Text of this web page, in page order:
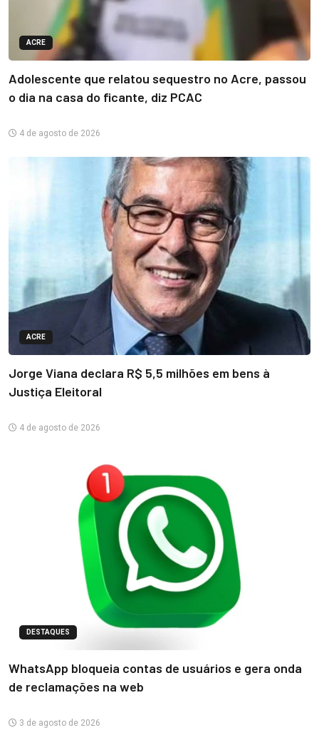
ACRE
Adolescente que relatou sequestro no Acre, passou
o dia na casa do ficante, diz PCAC
4 de agosto de 2026
ACRE
Jorge Viana declara R$ 5,5 milhões em bens à
Justiça Eleitoral
4 de agosto de 2026
DESTAQUES
WhatsApp bloqueia contas de usuários e gera onda
de reclamações na web
3 de agosto de 2026